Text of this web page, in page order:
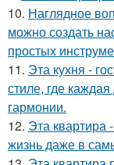
10. Наглядное
можно создать
простых
11. Эта кухня -
стиле, где
гармонии.
12. Эта квартира
жизнь даже в